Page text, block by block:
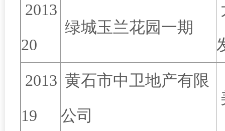
2013
20
绿城玉兰花园一期
2013
19
黄石市中卫地产有限
公司